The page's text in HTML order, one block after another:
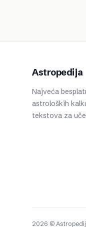
Astropedija
Najveća
astroloških
tekstova za
2026 ©